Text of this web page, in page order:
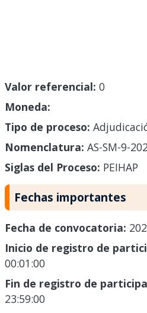
Valor referencial: 0
Moneda:
Tipo de proceso:
Nomenclatura: AS-SM-9-
Siglas del Proceso: PEIHAP
Fechas importantes
Fecha de convocatoria:
Inicio de registro de
00:01:00
Fin de registro de
23:59:00